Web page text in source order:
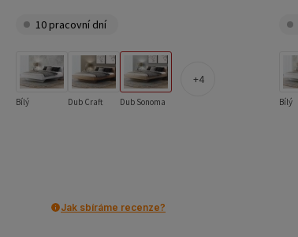
10 pracovní dní
Bílý Dub Craft Dub Sonoma
4
Bílý
Jak sbíráme recenze?